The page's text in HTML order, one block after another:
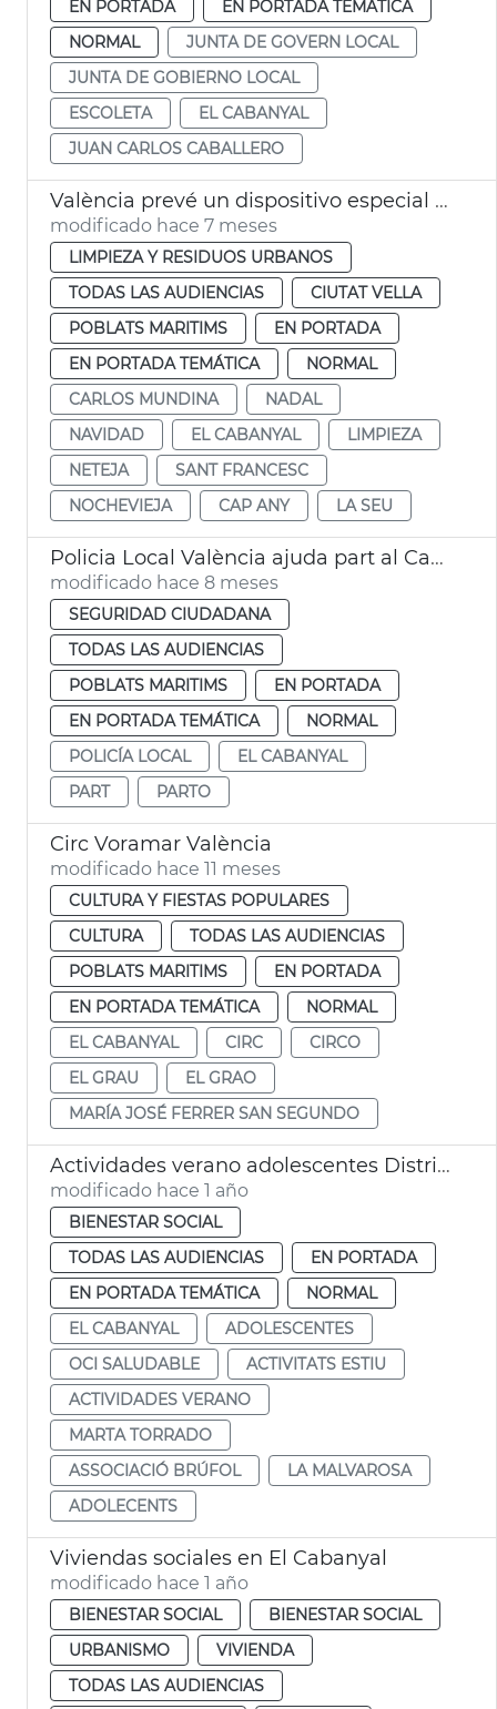
EN PORTADA
EN PORTADA TEMÁTICA
NORMAL
JUNTA DE GOVERN LOCAL
JUNTA DE GOBIERNO LOCAL
ESCOLETA
EL CABANYAL
JUAN CARLOS CABALLERO
València prevé un dispositivo especial limpia en Navidad
modificado hace 7 meses
LIMPIEZA Y RESIDUOS URBANOS
TODAS LAS AUDIENCIAS
CIUTAT VELLA
POBLATS MARITIMS
EN PORTADA
EN PORTADA TEMÁTICA
NORMAL
CARLOS MUNDINA
NADAL
NAVIDAD
EL CABANYAL
LIMPIEZA
NETEJA
SANT FRANCESC
NOCHEVIEJA
CAP ANY LA SEU
Policia Local València ajuda part al Cabanyal
modificado hace 8 meses
SEGURIDAD CIUDADANA
TODAS LAS AUDIENCIAS
POBLATS MARITIMS
EN PORTADA
EN PORTADA TEMÁTICA
NORMAL
POLICÍA LOCAL
EL CABANYAL
PART
PARTO
Circ Voramar València
modificado hace 11 meses
CULTURA Y FIESTAS POPULARES
CULTURA
TODAS LAS AUDIENCIAS
POBLATS MARITIMS
EN PORTADA
EN PORTADA TEMÁTICA
NORMAL
EL CABANYAL
CIRC
CIRCO
EL GRAU
EL GRAO
MARÍA JOSÉ FERRER SAN SEGUNDO
Actividades verano adolescentes Distrito Marítimo València. Associació Brúfol
modificado hace 1 año
BIENESTAR SOCIAL
TODAS LAS AUDIENCIAS
EN PORTADA
EN PORTADA TEMÁTICA
NORMAL
EL CABANYAL
ADOLESCENTES
OCI SALUDABLE
ACTIVITATS ESTIU
ACTIVIDADES VERANO
MARTA TORRADO
ASSOCIACIÓ BRÚFOL
LA MALVAROSA
ADOLECENTS
Viviendas sociales en El Cabanyal
modificado hace 1 año
BIENESTAR SOCIAL
BIENESTAR SOCIAL
URBANISMO
VIVIENDA
TODAS LAS AUDIENCIAS